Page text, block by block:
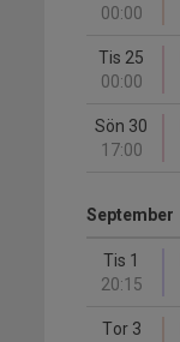
00:00
Tis 25
00:00
Sön 30
17:00
September
Tis 1
20:15
Tor 3